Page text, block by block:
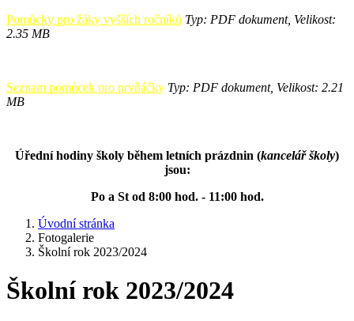
Pomůcky pro žáky vyšších ročníků Typ: PDF dokument, Velikost:
2.35 MB
Seznam pomůcek pro prvňáčky Typ: PDF dokument, Velikost: 2.21
MB
Úřední hodiny školy během letních prázdnin (kancelář školy)
jsou:
Po a St od 8:00 hod. - 11:00 hod.
Úvodní stránka
Fotogalerie
Školní rok 2023/2024
Školní rok 2023/2024